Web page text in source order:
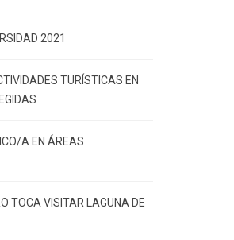
2021
TURÍSTICAS EN
A EN ÁREAS
TOCA VISITAR LAGUNA DE